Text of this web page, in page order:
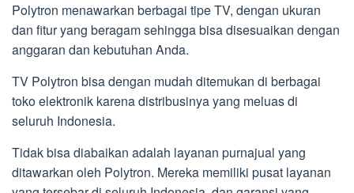
Polytron menawarkan berbagai tipe TV, dengan ukuran
dan fitur yang beragam sehingga bisa disesuaikan dengan
anggaran dan kebutuhan Anda.
TV Polytron bisa dengan mudah ditemukan di berbagai
toko elektronik karena distribusinya yang meluas di
seluruh Indonesia.
Tidak bisa diabaikan adalah layanan purnajual yang
ditawarkan oleh Polytron. Mereka memiliki pusat layanan